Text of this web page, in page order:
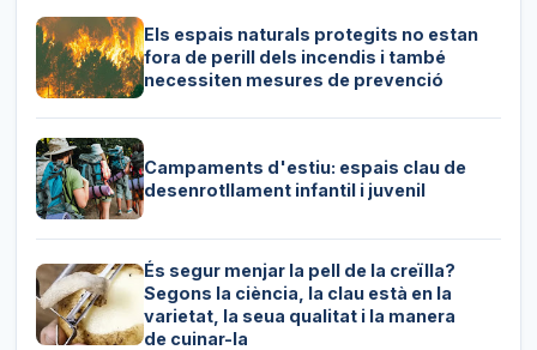
Els espais naturals protegits no estan
fora de perill dels incendis i també
necessiten mesures de prevenció
Campaments d'estiu: espais clau de
desenrotllament infantil i juvenil
És segur menjar la pell de la creïlla?
Segons la ciència, la clau està en la
varietat, la seua qualitat i la manera
de cuinar-la